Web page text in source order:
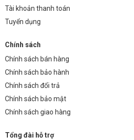
Tài khoản thanh toán
Tuyển dụng
Chính sách
Chính sách bán hàng
Chính sách bảo hành
Chính sách đổi trả
Chính sách bảo mật
Chính sách giao hàng
Tổng đài hỗ trợ